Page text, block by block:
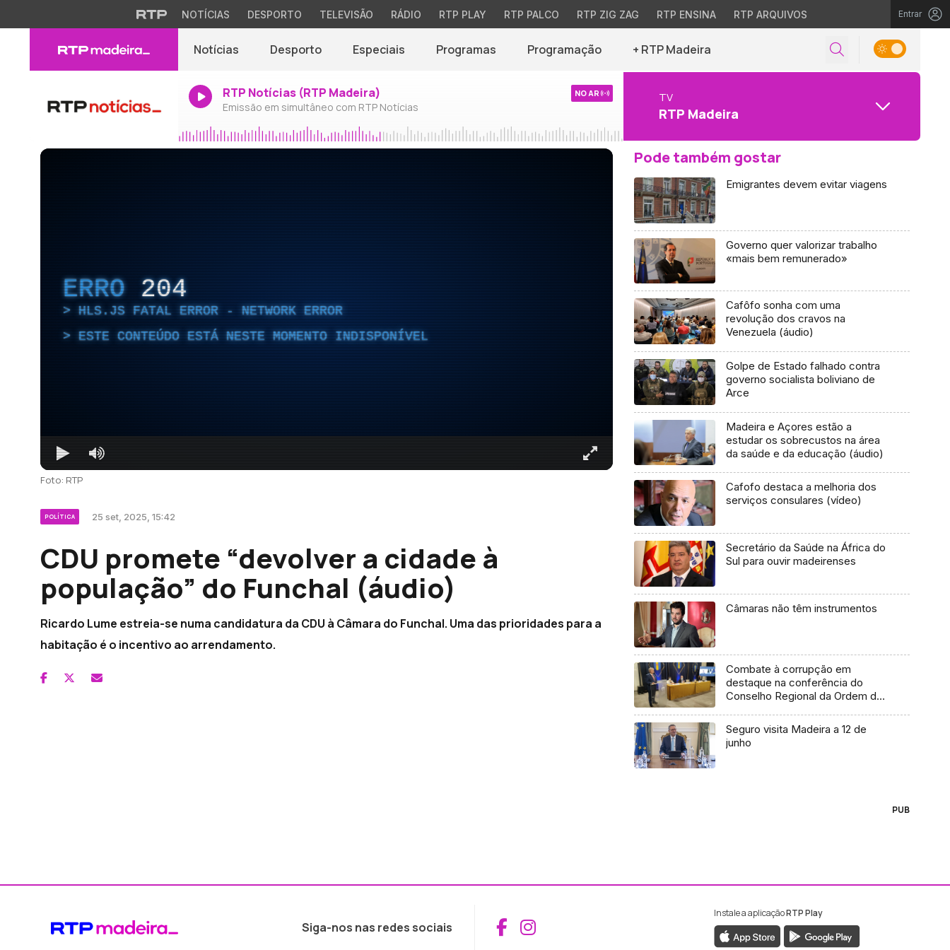
NOTÍCIAS DESPORTO TELEVISÃO RÁDIO RTP PLAY RTP PALCO RTP ZIG ZAG RTP ENSINA RTP ARQUIVOS Entrar
Notícias Desporto Especiais Programas Programação + RTP Madeira
RTP Notícias (RTP Madeira)
Emissão em simultâneo com RTP Notícias
NO AR TV
RTP Madeira
ERRO 204
HLS.JS FATAL ERROR - NETWORK ERROR
ESTE CONTEÚDO ESTÁ NESTE MOMENTO INDISPONÍVEL
Foto: RTP
POLÍTICA 25 set, 2025, 15:42
CDU promete “devolver a cidade à
população” do Funchal (áudio)
Ricardo Lume estreia-se numa candidatura da CDU à Câmara do Funchal. Uma das prioridades para a
habitação é o incentivo ao arrendamento.
Pode também gostar
Emigrantes devem evitar viagens
Governo quer valorizar trabalho
«mais bem remunerado»
Cafôfo sonha com uma
revolução dos cravos na
Venezuela (áudio)
Golpe de Estado falhado contra
governo socialista boliviano de
Arce
Madeira e Açores estão a
estudar os sobrecustos na área
da saúde e da educação (áudio)
Cafofo destaca a melhoria dos
serviços consulares (vídeo)
Secretário da Saúde na África do
Sul para ouvir madeirenses
Câmaras não têm instrumentos
Combate à corrupção em
destaque na conferência do
Conselho Regional da Ordem dos
Seguro visita Madeira a 12 de
junho
PUB
Siga-nos nas redes sociais Aceder ao Facebook da RTP Madeira
Aceder ao Instagram da RTP Madeira
Instale a aplicaçãoRTP Play